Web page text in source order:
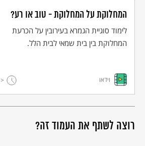
רוצה לשתף את העמוד זה?
המחלוקת על המחלוקת - טוב או רע?
לימוד סוגיית הגמרא בעירובין על הכרעת
המחלוקת בין בית שמאי לבית הלל.
וידאו < 1